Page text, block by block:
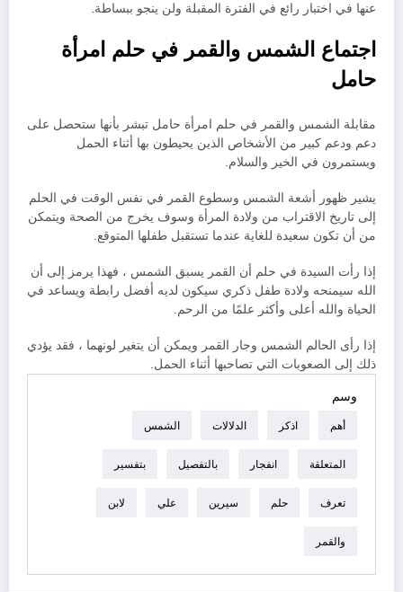
عنها في اختبار رائع في الفترة المقبلة ولن ينجو ببساطة.
اجتماع الشمس والقمر في حلم امرأة
حامل
مقابلة الشمس والقمر في حلم امرأة حامل تبشر بأنها ستحصل على
دعم ودعم كبير من الأشخاص الذين يحيطون بها أثناء الحمل
ويستمرون في الخير والسلام.
يشير ظهور أشعة الشمس وسطوع القمر في نفس الوقت في الحلم
إلى تاريخ الاقتراب من ولادة المرأة وسوف يخرج من الصحة ويتمكن
من أن تكون سعيدة للغاية عندما تستقبل طفلها المتوقع.
إذا رأت السيدة في حلم أن القمر يسبق الشمس ، فهذا يرمز إلى أن
الله سيمنحه ولادة طفل ذكري سيكون لديه أفضل رابطة ويساعد في
الحياة والله أعلى وأكثر علمًا من الرحم.
إذا رأى الحالم الشمس وجار القمر ويمكن أن يتغير لونهما ، فقد يؤدي
ذلك إلى الصعوبات التي تصاحبها أثناء الحمل.
وسم
أهم اذكر الدلالات الشمس
المتعلقة انفجار بالتفصيل بتفسير
تعرف حلم سيرين علي لابن
والقمر